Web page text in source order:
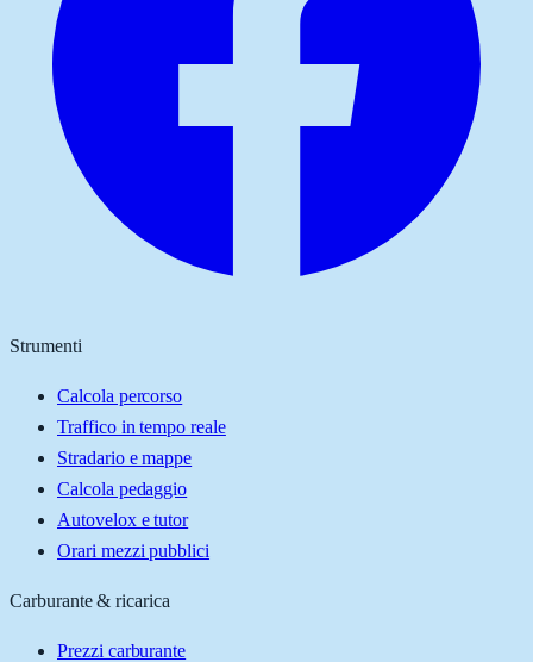
Strumenti
Calcola percorso
Traffico in tempo reale
Stradario e mappe
Calcola pedaggio
Autovelox e tutor
Orari mezzi pubblici
Carburante & ricarica
Prezzi carburante